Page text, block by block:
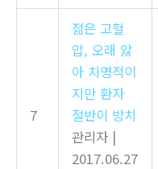
7
젊은 고혈
압, 오래 앓
아 치명적이
지만 환자
절반이 방치
관리자 |
2017.06.27